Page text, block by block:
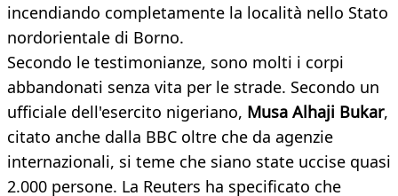
incendiando completamente la località nello Stato
nordorientale di Borno.
Secondo le testimonianze, sono molti i corpi
abbandonati senza vita per le strade. Secondo un
ufficiale dell'esercito nigeriano, Musa Alhaji Bukar,
citato anche dalla BBC oltre che da agenzie
internazionali, si teme che siano state uccise quasi
2.000 persone. La Reuters ha specificato che